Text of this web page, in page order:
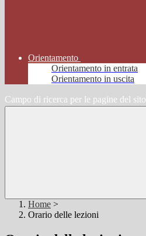
Orientamento
Orientamento in entrata
Orientamento in uscita
Campo di ricerca per le pagine del sito
Home >
Orario delle lezioni